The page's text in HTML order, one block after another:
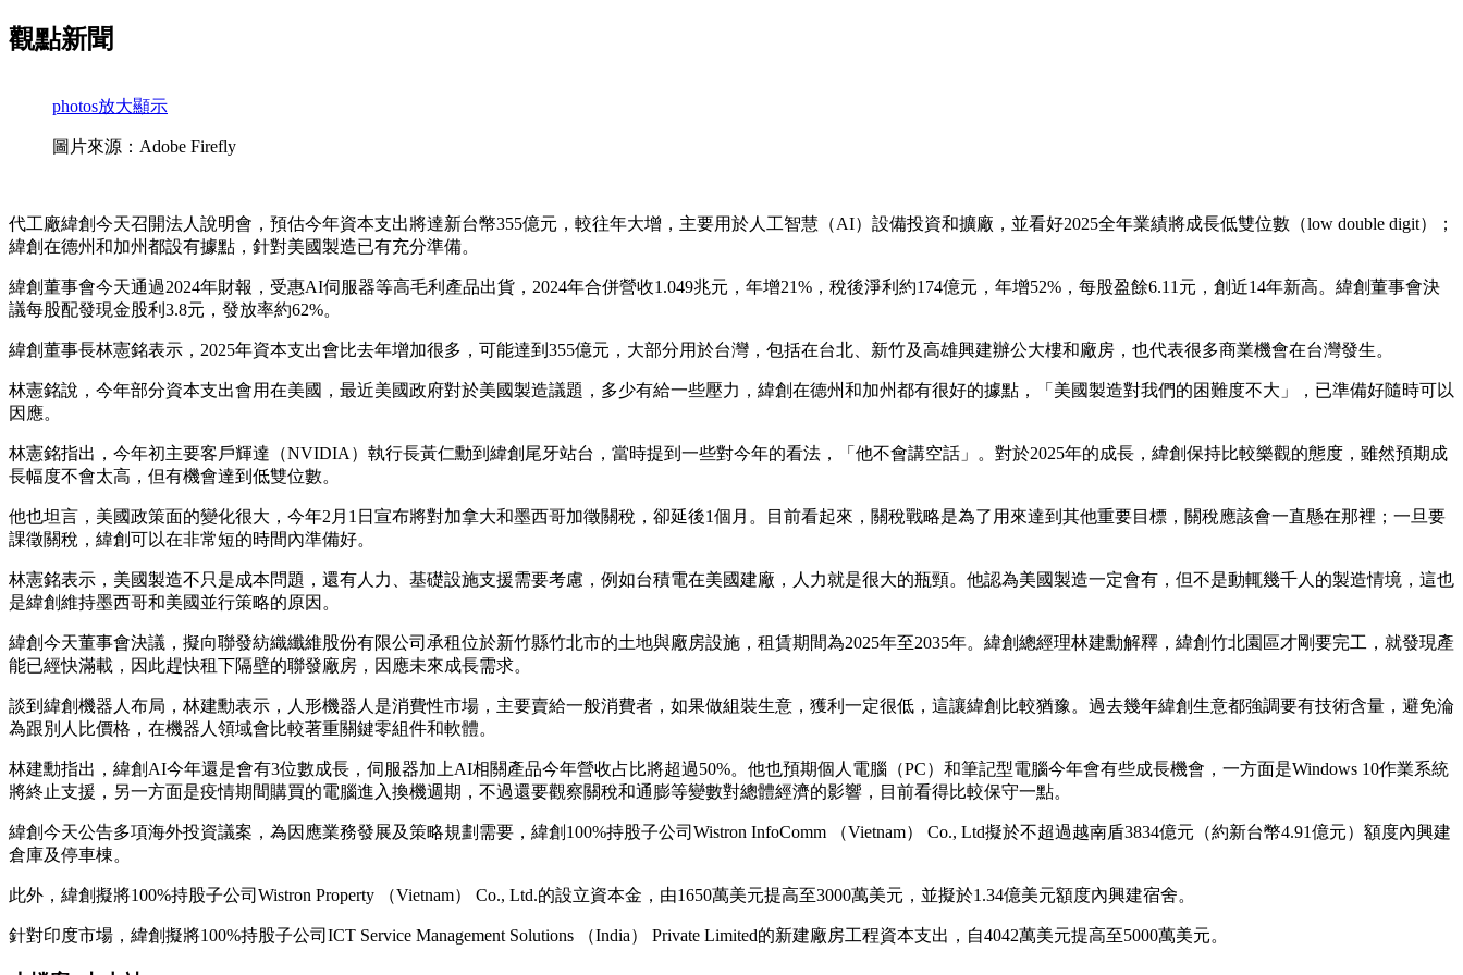
觀點新聞
photos放大顯示
圖片來源：Adobe Firefly
代工廠緯創今天召開法人說明會，預估今年資本支出將達新台幣355億元，較往年大增，主要用於人工智慧（AI）設備投資和擴廠，並看好2025全年業績將成長低雙位數（low double digit）；
緯創在德州和加州都設有據點，針對美國製造已有充分準備。
緯創董事會今天通過2024年財報，受惠AI伺服器等高毛利產品出貨，2024年合併營收1.049兆元，年增21%，稅後淨利約174億元，年增52%，每股盈餘6.11元，創近14年新高。緯創董事會決
議每股配發現金股利3.8元，發放率約62%。
緯創董事長林憲銘表示，2025年資本支出會比去年增加很多，可能達到355億元，大部分用於台灣，包括在台北、新竹及高雄興建辦公大樓和廠房，也代表很多商業機會在台灣發生。
林憲銘說，今年部分資本支出會用在美國，最近美國政府對於美國製造議題，多少有給一些壓力，緯創在德州和加州都有很好的據點，「美國製造對我們的困難度不大」，已準備好隨時可以
因應。
林憲銘指出，今年初主要客戶輝達（NVIDIA）執行長黃仁勳到緯創尾牙站台，當時提到一些對今年的看法，「他不會講空話」。對於2025年的成長，緯創保持比較樂觀的態度，雖然預期成
長幅度不會太高，但有機會達到低雙位數。
他也坦言，美國政策面的變化很大，今年2月1日宣布將對加拿大和墨西哥加徵關稅，卻延後1個月。目前看起來，關稅戰略是為了用來達到其他重要目標，關稅應該會一直懸在那裡；一旦要
課徵關稅，緯創可以在非常短的時間內準備好。
林憲銘表示，美國製造不只是成本問題，還有人力、基礎設施支援需要考慮，例如台積電在美國建廠，人力就是很大的瓶頸。他認為美國製造一定會有，但不是動輒幾千人的製造情境，這也
是緯創維持墨西哥和美國並行策略的原因。
緯創今天董事會決議，擬向聯發紡織纖維股份有限公司承租位於新竹縣竹北市的土地與廠房設施，租賃期間為2025年至2035年。緯創總經理林建勳解釋，緯創竹北園區才剛要完工，就發現產
能已經快滿載，因此趕快租下隔壁的聯發廠房，因應未來成長需求。
談到緯創機器人布局，林建勳表示，人形機器人是消費性市場，主要賣給一般消費者，如果做組裝生意，獲利一定很低，這讓緯創比較猶豫。過去幾年緯創生意都強調要有技術含量，避免淪
為跟別人比價格，在機器人領域會比較著重關鍵零組件和軟體。
林建勳指出，緯創AI今年還是會有3位數成長，伺服器加上AI相關產品今年營收占比將超過50%。他也預期個人電腦（PC）和筆記型電腦今年會有些成長機會，一方面是Windows 10作業系統
將終止支援，另一方面是疫情期間購買的電腦進入換機週期，不過還要觀察關稅和通膨等變數對總體經濟的影響，目前看得比較保守一點。
緯創今天公告多項海外投資議案，為因應業務發展及策略規劃需要，緯創100%持股子公司Wistron InfoComm （Vietnam） Co., Ltd擬於不超過越南盾3834億元（約新台幣4.91億元）額度內興建
倉庫及停車棟。
此外，緯創擬將100%持股子公司Wistron Property （Vietnam） Co., Ltd.的設立資本金，由1650萬美元提高至3000萬美元，並擬於1.34億美元額度內興建宿舍。
針對印度市場，緯創擬將100%持股子公司ICT Service Management Solutions （India） Private Limited的新建廠房工程資本支出，自4042萬美元提高至5000萬美元。